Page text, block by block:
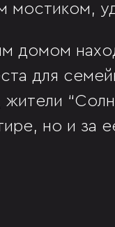
мостиком,
домом
для
жители
но и за